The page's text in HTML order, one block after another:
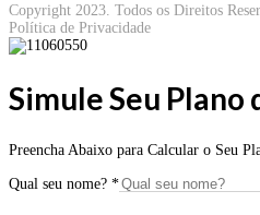
Copyright 2023. Todos os Direitos
Política de Privacidade
Simule Seu Plano
Preencha Abaixo para Calcular o Seu
Qual seu nome? *